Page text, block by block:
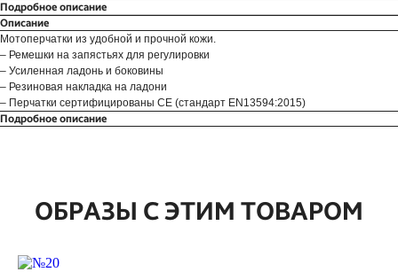
Подробное описание
Описание
Мотоперчатки из удобной и прочной кожи.
– Ремешки на запястьях для регулировки
– Усиленная ладонь и боковины
– Резиновая накладка на ладони
– Перчатки сертифицированы CE (стандарт EN13594:2015)
Подробное описание
ОБРАЗЫ С ЭТИМ ТОВАРОМ